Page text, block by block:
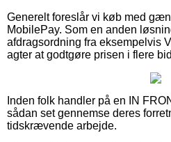
Generelt foreslår vi køb med
MobilePay. Som en anden
afdragsordning fra eksempelvis
agter at godtgøre prisen i flere
Inden folk handler på en IN
sådan set gennemse deres
tidskrævende arbejde.